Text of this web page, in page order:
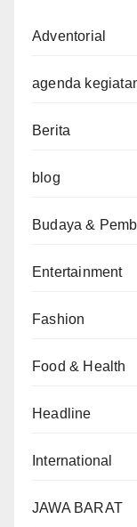
Adventorial
agenda
Berita
blog
Budaya &
Entertainment
Fashion
Food & Health
Headline
International
JAWA BARAT